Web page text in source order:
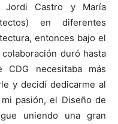
Jordi Castro y María
en diferentes
entonces bajo el
duró hasta
necesitaba más
y decidí dedicarme al
pasión, el Diseño de
uniendo una gran